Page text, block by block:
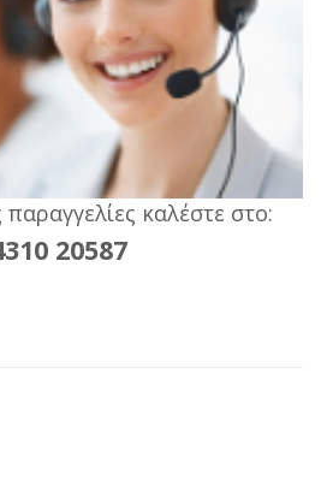
παραγγελίες καλέστε στο:
20587